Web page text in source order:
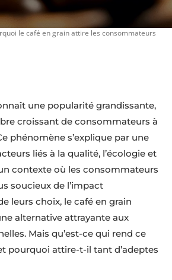
le café en grain attire les consommateurs
une popularité grandissante,
croissant de consommateurs à
phénomène s’explique par une
liés à la qualité, l’écologie et
contexte où les consommateurs
soucieux de l’impact
leurs choix, le café en grain
alternative attrayante aux
Mais qu’est-ce qui rend ce
pourquoi attire-t-il tant d’adeptes